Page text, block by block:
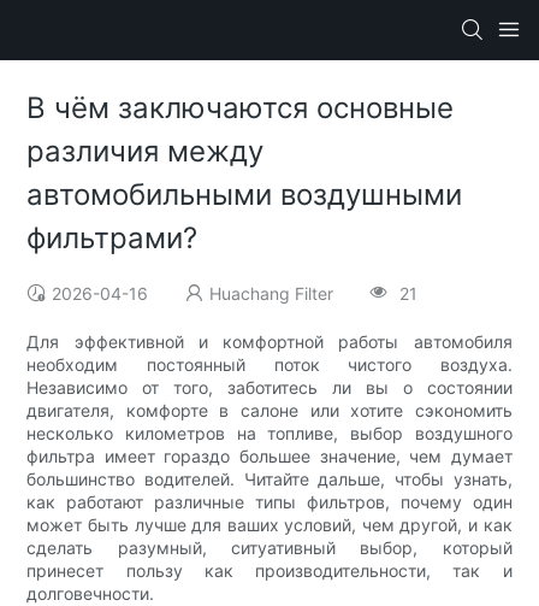
В чём заключаются основные
различия между
автомобильными воздушными
фильтрами?
2026-04-16 Huachang Filter 21
Для эффективной и комфортной работы автомобиля
необходим постоянный поток чистого воздуха.
Независимо от того, заботитесь ли вы о состоянии
двигателя, комфорте в салоне или хотите сэкономить
несколько километров на топливе, выбор воздушного
фильтра имеет гораздо большее значение, чем думает
большинство водителей. Читайте дальше, чтобы узнать,
как работают различные типы фильтров, почему один
может быть лучше для ваших условий, чем другой, и как
сделать разумный, ситуативный выбор, который
принесет пользу как производительности, так и
долговечности.